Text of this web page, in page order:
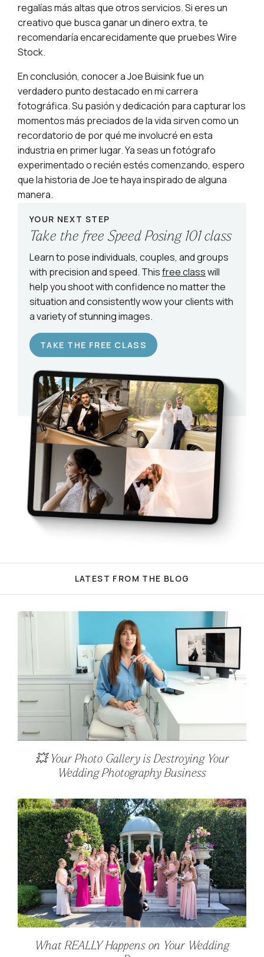
regalías más altas que otros servicios. Si eres un
creativo que busca ganar un dinero extra, te
recomendaría encarecidamente que pruebes Wire
Stock.
En conclusión, conocer a Joe Buisink fue un
verdadero punto destacado en mi carrera
fotográfica. Su pasión y dedicación para capturar los
momentos más preciados de la vida sirven como un
recordatorio de por qué me involucré en esta
industria en primer lugar. Ya seas un fotógrafo
experimentado o recién estés comenzando, espero
que la historia de Joe te haya inspirado de alguna
manera.
YOUR NEXT STEP
Take the free Speed Posing 101 class
Learn to pose individuals, couples, and groups
with precision and speed. Thisfree classwill
help you shoot with confidence no matter the
situation and consistently wow your clients with
a variety of stunning images.
TAKE THE FREE CLASS
LATEST FROM THE BLOG
💥 Your Photo Gallery is Destroying Your
Wedding Photography Business
What REALLY Happens on Your Wedding